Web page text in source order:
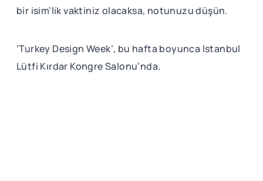
bir isim’lik vaktiniz olacaksa, notunuzu düşün.
‘Turkey Design Week’, bu hafta boyunca Istanbul
Lütfi Kırdar Kongre Salonu’nda.